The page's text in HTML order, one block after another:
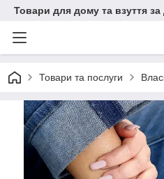
Товари для дому та взуття
Товари та послуги